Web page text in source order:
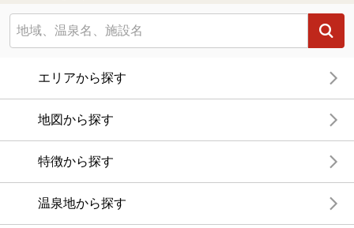
エリアから探す
地図から探す
特徴から探す
温泉地から探す